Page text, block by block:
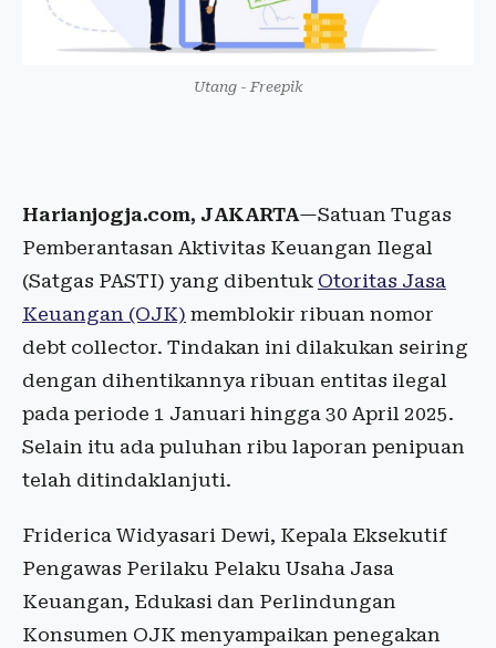
Utang - Freepik
Harianjogja.com, JAKARTA—Satuan Tugas
Pemberantasan Aktivitas Keuangan Ilegal
(Satgas PASTI) yang dibentuk Otoritas Jasa
Keuangan (OJK) memblokir ribuan nomor
debt collector. Tindakan ini dilakukan seiring
dengan dihentikannya ribuan entitas ilegal
pada periode 1 Januari hingga 30 April 2025.
Selain itu ada puluhan ribu laporan penipuan
telah ditindaklanjuti.
Friderica Widyasari Dewi, Kepala Eksekutif
Pengawas Perilaku Pelaku Usaha Jasa
Keuangan, Edukasi dan Perlindungan
Konsumen OJK menyampaikan penegakan